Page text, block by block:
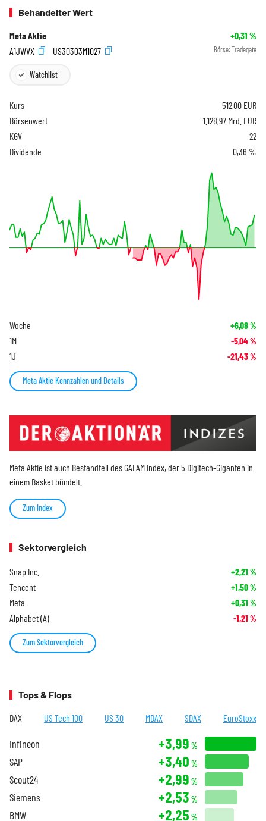
Behandelter Wert
Meta Aktie +0,31 %
A1JWVX
US30303M1027 Börse: Tradegate
Watchlist
Kurs 512,00 EUR
Börsenwert
1.128,97 Mrd. EUR
KGV
22
Dividende
0,36 %
Woche +6,08%
1M -5,04%
1J -21,43%
Meta Aktie Kennzahlen und Details
Meta Aktie ist auch Bestandteil desGAFAM Index, der 5 Digitech-Giganten in
einem Basket bündelt.
Zum Index
Sektorvergleich
Snap Inc. +2,21 %
Tencent +1,50%
Meta +0,31 %
Alphabet (A) -1,21 %
Zum Sektorvergleich
Tops & Flops
DAX US Tech 100 US 30 MDAX SDAX EuroStoxx
Infineon +3,99 %
SAP +3,40 %
Scout24 +2,99 %
Siemens +2,53 %
BMW +2,25 %